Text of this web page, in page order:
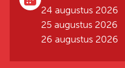
24 augustus 2026
25 augustus 2026
26 augustus 2026